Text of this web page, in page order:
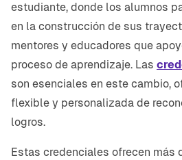
estudiante, donde los alumnos
en la construcción de sus
mentores y educadores que
proceso de aprendizaje. Las
son esenciales en este cambio,
flexible y personalizada de
logros.
Estas credenciales ofrecen más